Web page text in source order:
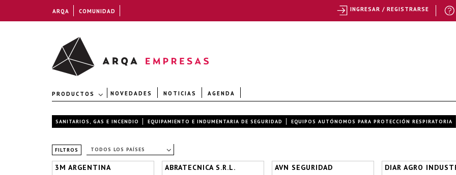
PRODUCTOS NOVEDADES NOTICIAS AGENDA
SANITARIOS, GAS E INCENDIO EQUIPAMIENTO E INDUMENTARIA DE SEGURIDAD EQUIPOS AUTÓNOMOS PARA PROTECCIÓN RESPIRATORIA
FILTROS TODOS LOS PAÍSES
3M ARGENTINA ABRATECNICA S.R.L. AVN SEGURIDAD DIAR AGRO
ARQA COMUNIDAD INGRESAR / REGISTRARSE